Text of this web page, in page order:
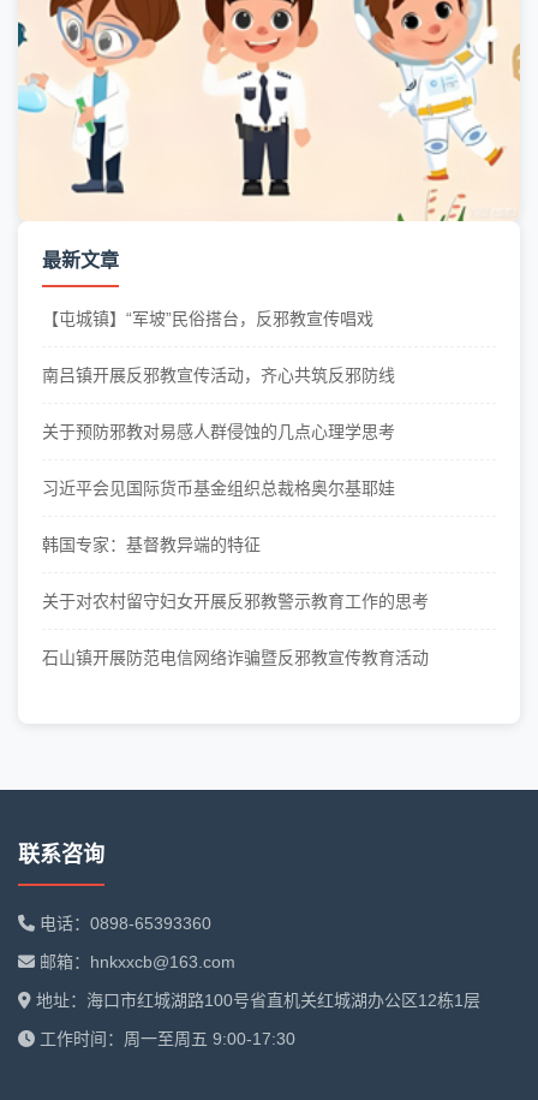
最新文章
【屯城镇】“军坡”民俗搭台，反邪教宣传唱戏
南吕镇开展反邪教宣传活动，齐心共筑反邪防线
关于预防邪教对易感人群侵蚀的几点心理学思考
习近平会见国际货币基金组织总裁格奥尔基耶娃
韩国专家：基督教异端的特征
关于对农村留守妇女开展反邪教警示教育工作的思考
石山镇开展防范电信网络诈骗暨反邪教宣传教育活动
联系咨询
电话：0898-65393360
邮箱：hnkxxcb@163.com
地址：海口市红城湖路100号省直机关红城湖办公区12栋1层
工作时间：周一至周五 9:00-17:30